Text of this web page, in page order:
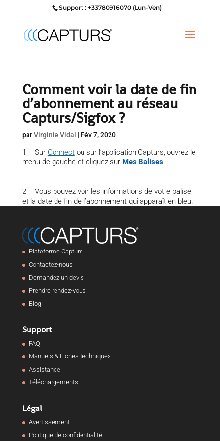
Support : +33780916070 (Lun-Ven)
Comment voir la date de fin
d’abonnement au réseau
Capturs/Sigfox ?
parVirginie Vidal | Fév 7, 2020
1 – Sur Connectou sur l’application Capturs, ouvrez le
menu de gauche et cliquez sur Mes Balises.
2 – Vous pouvez voir les informations de votre balise
et la date de fin de l’abonnement qui apparaît en bleu.
Plateforme Capturs
Contactez-nous
Demandez un devis
Prendre rendez-vous
Blog
Support
FAQ
Manuels & Fiches techniques
Assistance
Téléchargements
Légal
Avertissement
Politique de confidentialité